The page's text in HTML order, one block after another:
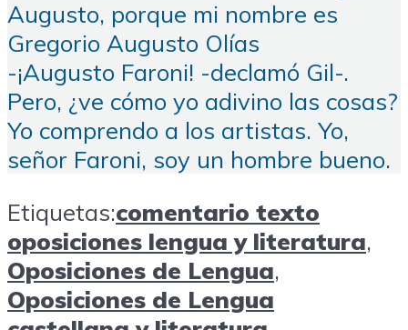
Augusto, porque mi nombre es
Gregorio Augusto Olías
-¡Augusto Faroni! -declamó Gil-.
Pero, ¿ve cómo yo adivino las cosas?
Yo comprendo a los artistas. Yo,
señor Faroni, soy un hombre bueno.
Etiquetas:comentario texto
oposiciones lengua y literatura,
Oposiciones de Lengua,
Oposiciones de Lengua